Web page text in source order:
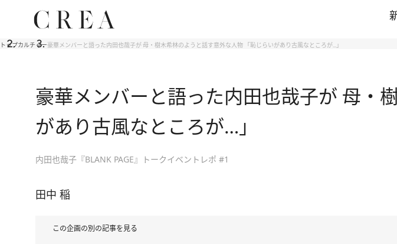
トップカルチャー豪華メンバーと語った内田也哉子が 母・樹木希林のようと話す意外な人物 「恥じらいがあり古風なところが…」
豪華メンバーと語った内田也哉子が 母・
があり古風なところが…」
内田也哉子『BLANK PAGE』トークイベントレポ #1
田中 稲
この企画の別の記事を見る